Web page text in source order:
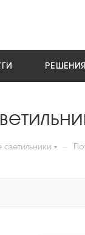
РЕШЕНИЯ
—